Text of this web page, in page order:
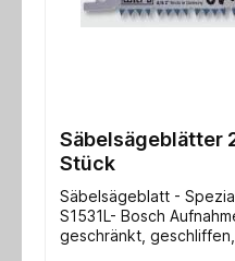
Säbelsägeblätter
Stück
Säbelsägeblatt -
S1531L- Bosch
geschränkt,